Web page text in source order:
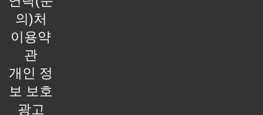
의)처
이용약
관
개인 정
보 보호
광고